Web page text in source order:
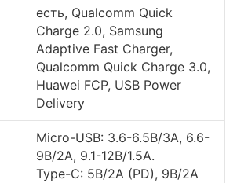
есть, Qualcomm Quick
Charge 2.0, Samsung
Adaptive Fast Charger,
Qualcomm Quick Charge 3.0,
Huawei FCP, USB Power
Delivery
Micro-USB: 3.6-6.5В/3A, 6.6-
9В/2A, 9.1-12В/1.5A.
Type-C: 5В/2A (PD), 9В/2A